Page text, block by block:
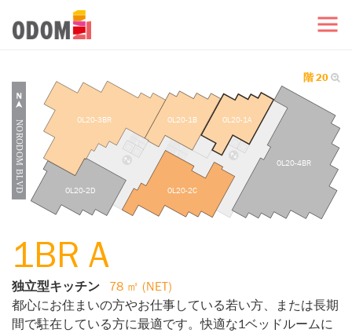
階 20
OL20-2D
OL20-4BR
OL20-1B
OL20-2C
OL20-1A
OL20-3BR
1BR A
独立型キッチン
78 ㎡ (NET)
都心にお住まいの方やお仕事している若い方、または長期
間で駐在している方に最適です。快適な1ベッドルームに